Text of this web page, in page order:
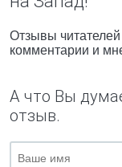
Отзывы
комментарии и
А что Вы
отзыв.